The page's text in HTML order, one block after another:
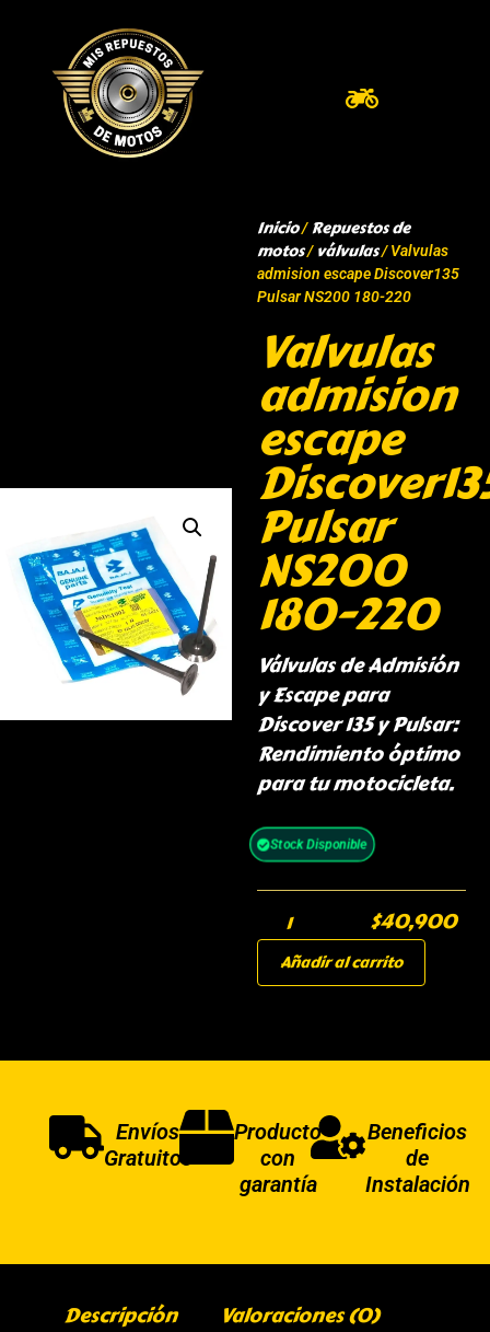
Inicio/Repuestos de
motos/ válvulas/ Valvulas
admision escape Discover135
Pulsar NS200 180-220
Valvulas
admision
escape
Pulsar
NS200
180-220
Válvulas de Admisión
y Escape para
Discover 135 y Pulsar:
Rendimiento óptimo
para tu motocicleta.
Stock Disponible
$40,900
Añadir al carrito
Envíos
Gratuitos
Producto
con
garantía
Beneficios
de
Instalación
Descripción Valoraciones (0)